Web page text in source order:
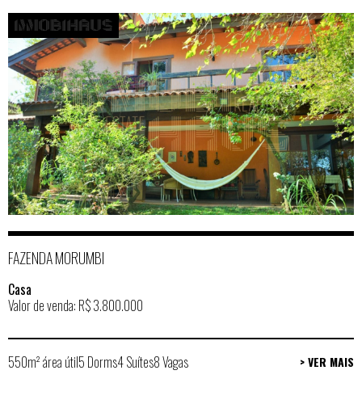
FAZENDA MORUMBI
Casa
Valor de venda: R$ 3.800.000
550m² área útil5 Dorms4 Suítes8 Vagas > VER MAIS